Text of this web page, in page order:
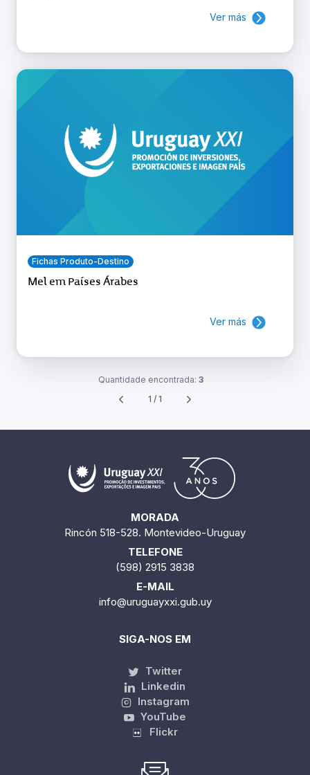
Ver más
Fichas Produto-Destino
Mel em Países Árabes
Ver más
Quantidade encontrada: 3
1 / 1
MORADA
Rincón 518-528. Montevideo-Uruguay
TELEFONE
(598) 2915 3838
E-MAIL
info@uruguayxxi.gub.uy
SIGA-NOS EM
Twitter
Linkedin
Instagram
YouTube
Flickr